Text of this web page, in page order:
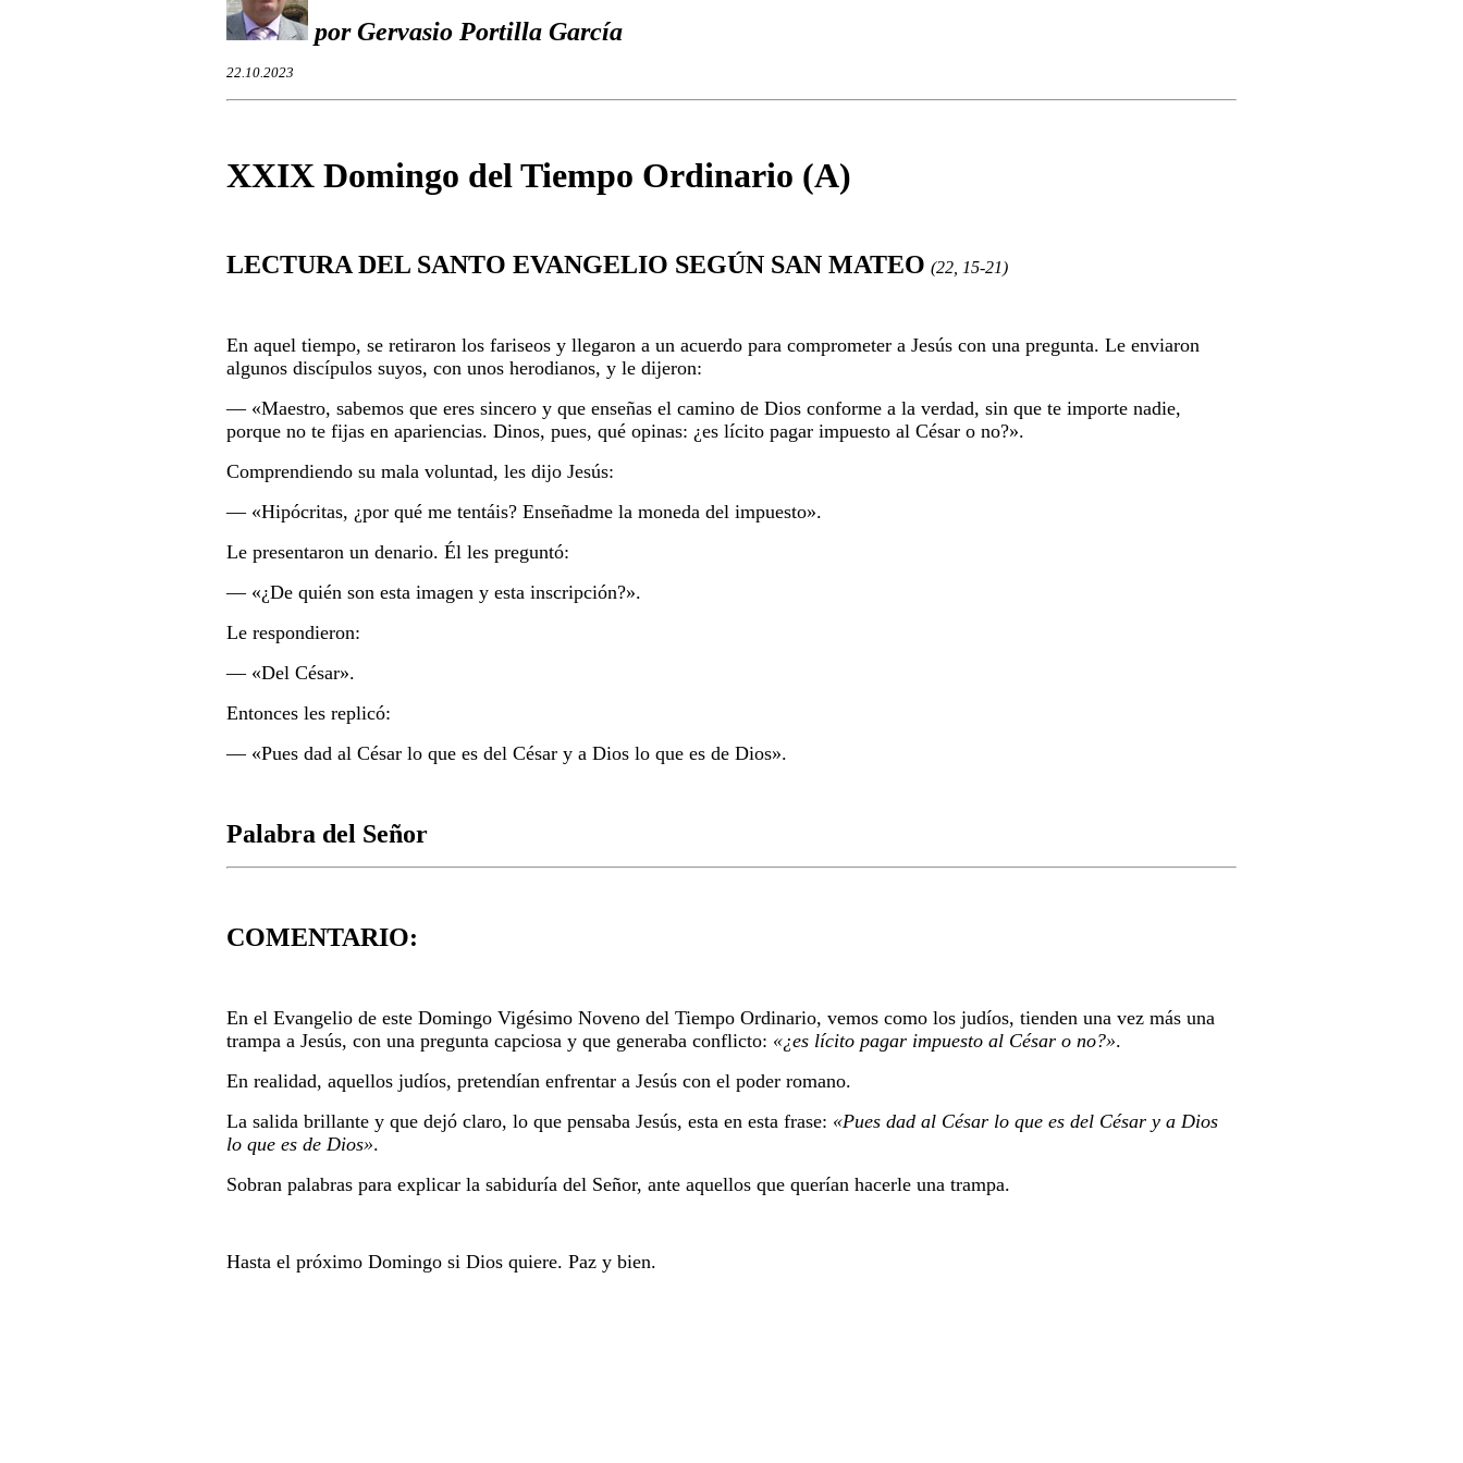
por Gervasio Portilla García
22.10.2023
XXIX Domingo del Tiempo Ordinario (A)
LECTURA DEL SANTO EVANGELIO SEGÚN SAN MATEO (22, 15-21)
En aquel tiempo, se retiraron los fariseos y llegaron a un acuerdo para comprometer a Jesús con una pregunta. Le enviaron
algunos discípulos suyos, con unos herodianos, y le dijeron:
― «Maestro, sabemos que eres sincero y que enseñas el camino de Dios conforme a la verdad, sin que te importe nadie,
porque no te fijas en apariencias. Dinos, pues, qué opinas: ¿es lícito pagar impuesto al César o no?».
Comprendiendo su mala voluntad, les dijo Jesús:
― «Hipócritas, ¿por qué me tentáis? Enseñadme la moneda del impuesto».
Le presentaron un denario. Él les preguntó:
― «¿De quién son esta imagen y esta inscripción?».
Le respondieron:
― «Del César».
Entonces les replicó:
― «Pues dad al César lo que es del César y a Dios lo que es de Dios».
Palabra del Señor
COMENTARIO:
En el Evangelio de este Domingo Vigésimo Noveno del Tiempo Ordinario, vemos como los judíos, tienden una vez más una
trampa a Jesús, con una pregunta capciosa y que generaba conflicto: «¿es lícito pagar impuesto al César o no?».
En realidad, aquellos judíos, pretendían enfrentar a Jesús con el poder romano.
La salida brillante y que dejó claro, lo que pensaba Jesús, esta en esta frase: «Pues dad al César lo que es del César y a Dios
lo que es de Dios».
Sobran palabras para explicar la sabiduría del Señor, ante aquellos que querían hacerle una trampa.
Hasta el próximo Domingo si Dios quiere. Paz y bien.